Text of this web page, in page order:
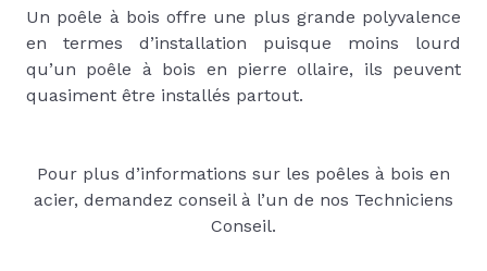
Un poêle à bois offre une plus grande polyvalence
en termes d’installation puisque moins lourd
qu’un poêle à bois en pierre ollaire, ils peuvent
quasiment être installés partout.
Pour plus d’informations sur les poêles à bois en
acier, demandez conseil à l’un de nos Techniciens
Conseil.